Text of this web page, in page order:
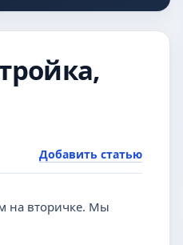
Добавить статью
на вторичке. Мы